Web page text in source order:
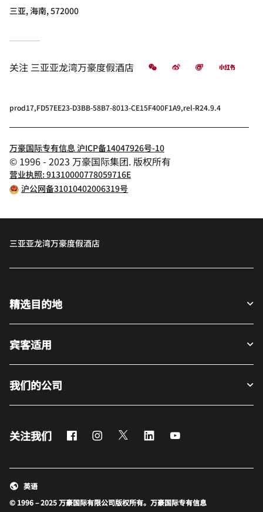
三亚, 海南, 572000
关注 三亚亚龙湾万豪度假酒店 微信 微博 飞猪 小红书
prod17,FD57EE23-D3BB-58B7-8013-CE15F400F1A9,rel-R24.9.4
万豪国际专有信息 沪ICP备14047926号-10
© 1996 - 2023 万豪国际集团. 版权所有
营业执照: 91310000778059716E
沪公网备31010402006319号
三亚亚龙湾万豪度假酒店
精选目的地
宾客适用
我们的公司
关注我们 FacebookInstagram
Twitter LinkedIn
© 1996 – 2025 万豪国际有限公司版权所有。万豪国际专有信息
英语